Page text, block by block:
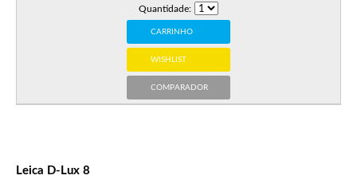
Quantidade:
CARRINHO
WISHLIST
COMPARADOR
Leica D-Lux 8